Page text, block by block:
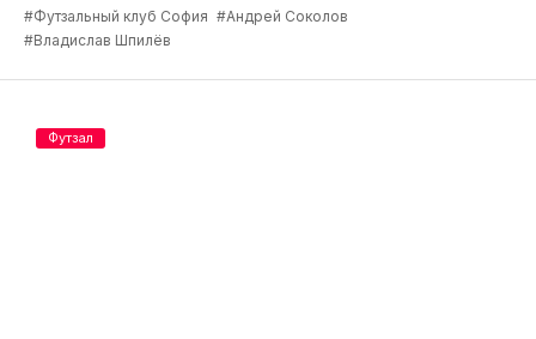
#Футзальный клуб София #Андрей Соколов
#Владислав Шпилёв
Футзал